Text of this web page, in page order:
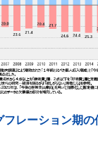
フレーション期